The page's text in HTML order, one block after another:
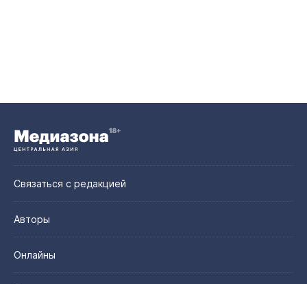
Связаться с редакцией
Авторы
Онлайны